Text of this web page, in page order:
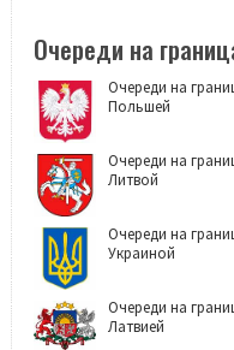
Очереди на
Очереди на
Польшей
Очереди на
Литвой
Очереди на
Украиной
Очереди на
Латвией